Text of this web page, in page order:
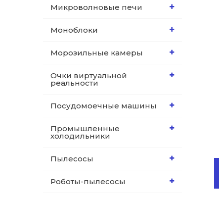
Микроволновые печи
Моноблоки
Морозильные камеры
Очки виртуальной
реальности
Посудомоечные машины
Промышленные
холодильники
Пылесосы
Роботы-пылесосы